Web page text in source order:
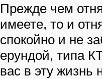
Прежде чем
имеете, то и
спокойно и не
ерундой, типа
вас в эту жизнь